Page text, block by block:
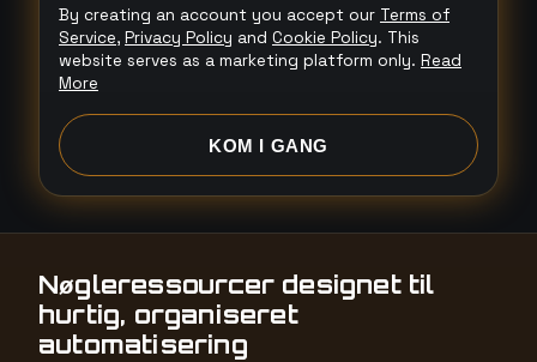
t
e
d
S
a
t
e
+
By creating an account you accept our Terms of
Service, Privacy Policy and Cookie Policy. This
website serves as a marketing platform only. Read
More
KOM I GANG
Nøgleressourcer designet til
hurtig, organiseret
automatisering